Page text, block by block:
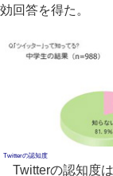
効回答を得た。
Twitterの認知度
Twitterの認知度